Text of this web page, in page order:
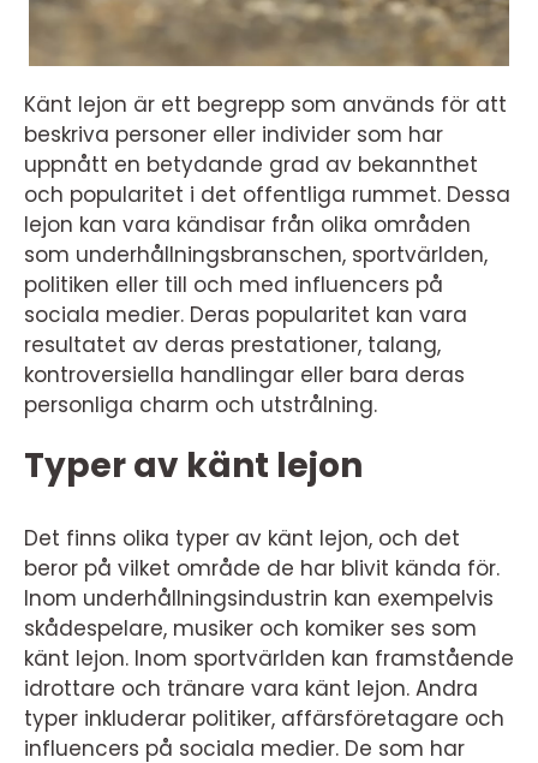
Känt lejon är ett begrepp som används för att
beskriva personer eller individer som har
uppnått en betydande grad av bekannthet
och popularitet i det offentliga rummet. Dessa
lejon kan vara kändisar från olika områden
som underhållningsbranschen, sportvärlden,
politiken eller till och med influencers på
sociala medier. Deras popularitet kan vara
resultatet av deras prestationer, talang,
kontroversiella handlingar eller bara deras
personliga charm och utstrålning.
Typer av känt lejon
Det finns olika typer av känt lejon, och det
beror på vilket område de har blivit kända för.
Inom underhållningsindustrin kan exempelvis
skådespelare, musiker och komiker ses som
känt lejon. Inom sportvärlden kan framstående
idrottare och tränare vara känt lejon. Andra
typer inkluderar politiker, affärsföretagare och
influencers på sociala medier. De som har